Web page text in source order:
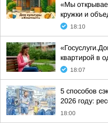
«Мы
кружки и
18:10
квартирой в
18:07
5 способов
2026 году:
18:00